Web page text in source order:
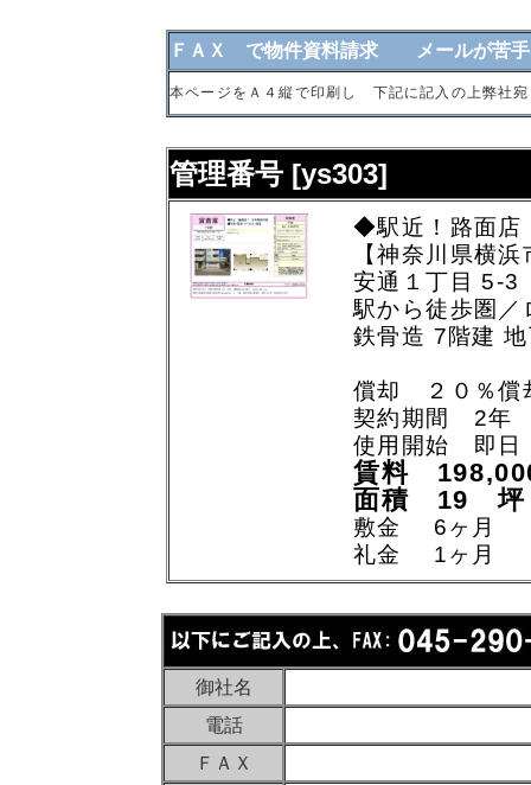
ＦＡＸ で物件資料請求 メールが苦手
本ページをＡ４縦で印刷し 下記に記入の上弊
管理番号 [ys303]
◆駅近！路面店
【神奈川県横
安通１丁目 5-
駅から徒歩圏／
鉄骨造 7階建
償却 ２０％償
契約期間 2年
使用開始 即日
賃料
面積 19 坪
敷金 6ヶ月
礼金 1ヶ月
御社名
電話
ＦＡＸ